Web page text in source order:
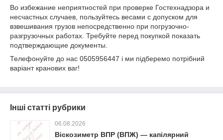
Во избежание неприятностей при проверке Гостехнадзора и
несчастных случаев, пользуйтесь весами с допуском для
взвешивания грузов непосредственно при погрузочно-
разгрузочных работах. Требуйте перед покупкой показать
подтверждающие документы.
Телефонуйте до нас 0505956447 і ми підберемо потрібний
варіант кранових ваг!
Інші статті рубрики
06.08.2026
Віскозиметр ВПР (ВПЖ) — капілярний